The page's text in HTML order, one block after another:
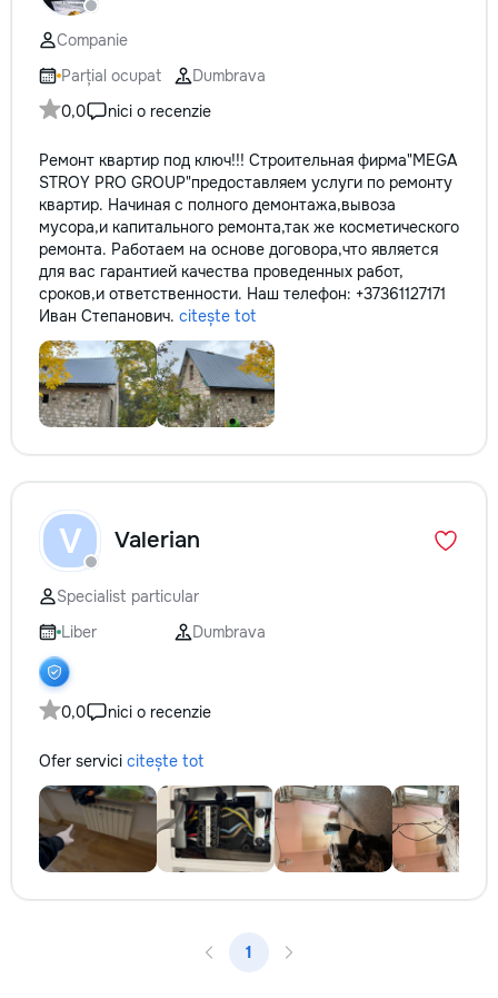
технологии. Доверьте нам
заботу о вашем автомобиле, и
он будет радовать вас долгие
годы.
Companie
Parțial ocupat
Dumbrava
0,0
nici o recenzie
Ремонт квартир под ключ!!! Строительная фирма"MEGA
STROY PRO GROUP"предоставляем услуги по ремонту
квартир. Начиная с полного демонтажа,вывоза
мусора,и капитального ремонта,так же косметического
ремонта. Работаем на основе договора,что является
для вас гарантией качества проведенных работ,
сроков,и ответственности. Наш телефон: +37361127171
Иван Степанович. citește tot
V Valerian
Specialist particular
Liber
Dumbrava
0,0 nici o recenzie
Ofer servici citește tot
1